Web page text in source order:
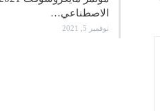
الاصطناعي…
نوفمبر 5, 2021